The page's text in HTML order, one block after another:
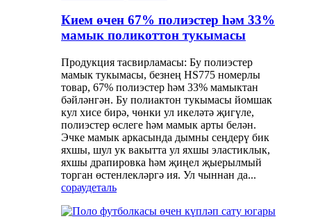
Кием өчен 67% полиэстер һәм 33%
мамык поликоттон тукымасы
Продукция тасвирламасы: Бу полиэстер
мамык тукымасы, безнең HS775 номерлы
товар, 67% полиэстер һәм 33% мамыктан
бәйләнгән. Бу полиактон тукымасы йомшак
кул хисе бирә, чөнки ул икеләтә җигүле,
полиэстер өслеге һәм мамык арты белән.
Эчке мамык аркасында дымны сеңдерү бик
яхшы, шул ук вакытта ул яхшы эластиклык,
яхшы драпировка һәм җиңел җыерылмый
торган өстенлекләргә ия. Ул чыннан да...
сораудеталь